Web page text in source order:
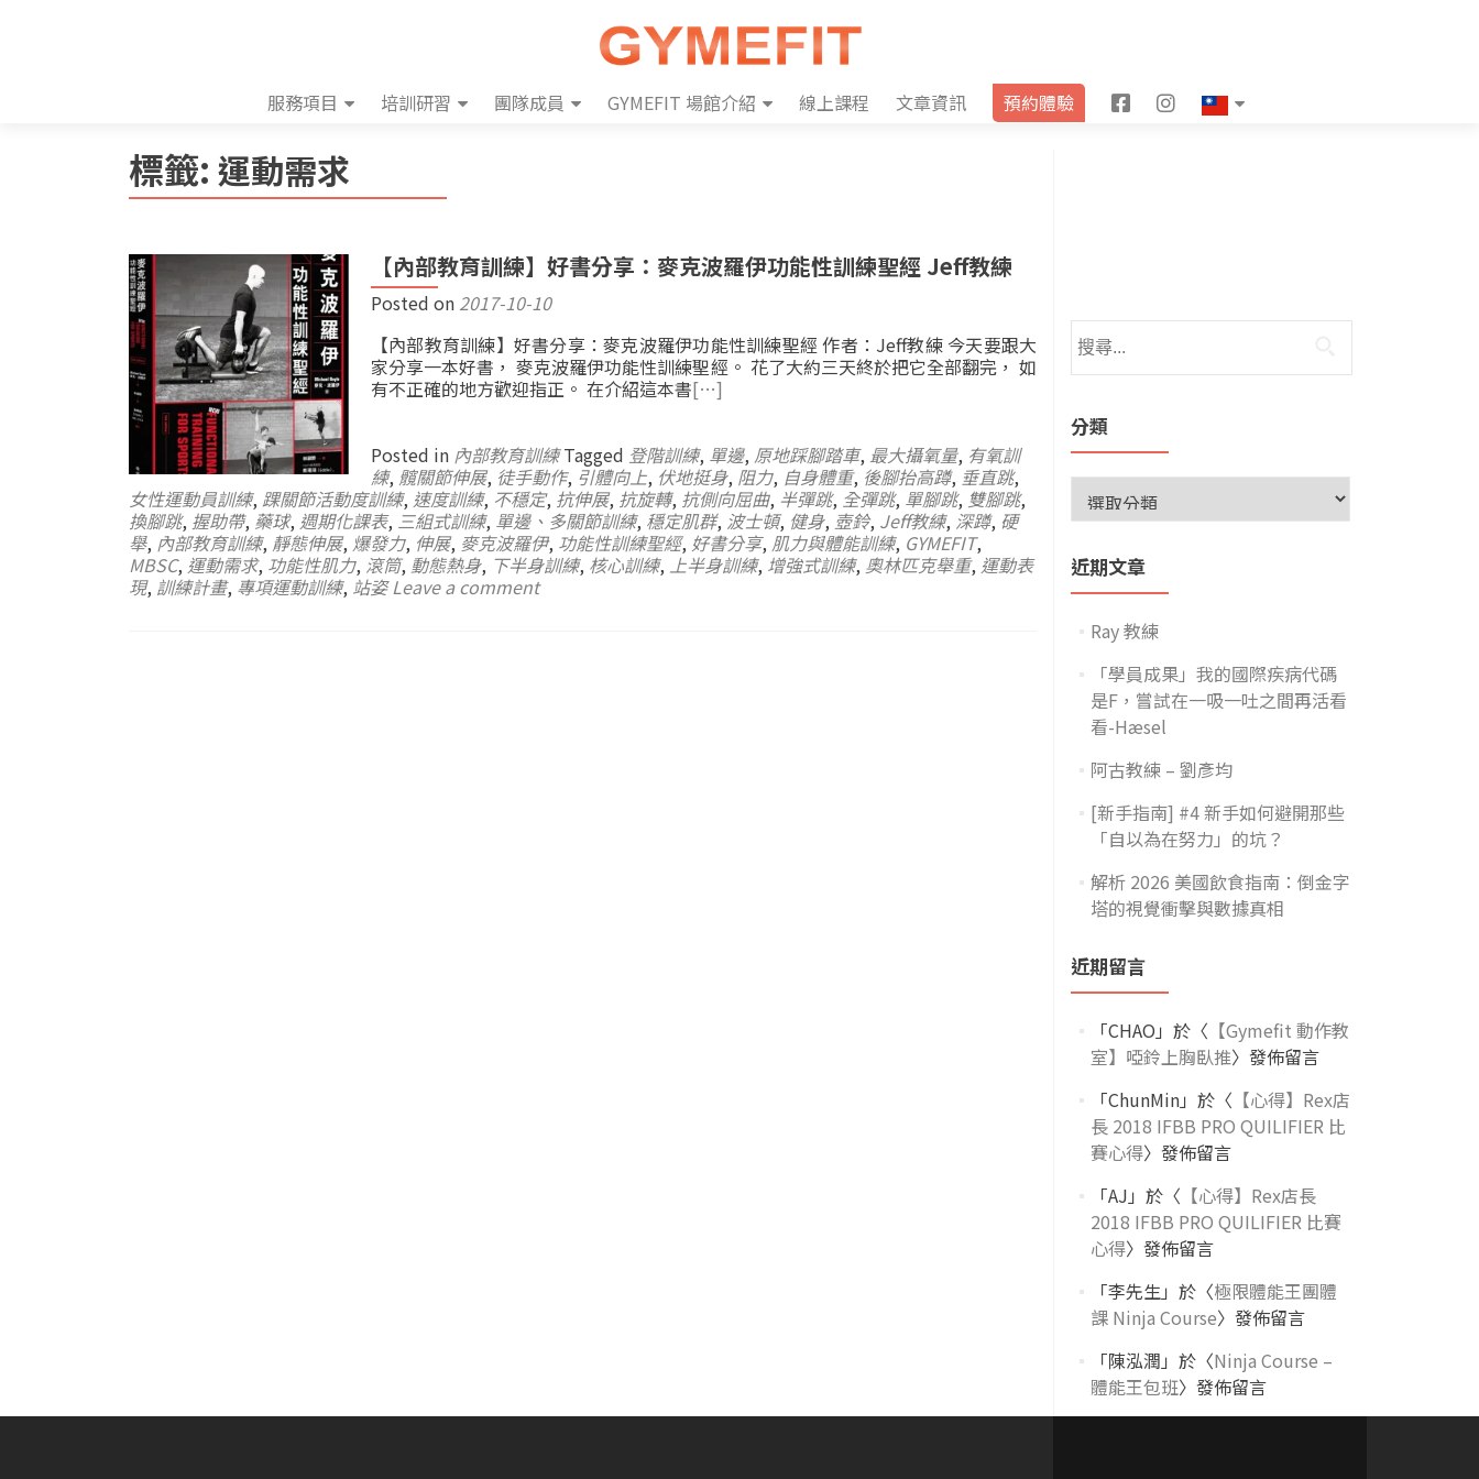
服務項目 培訓研習 團隊成員 GYMEFIT 場館介紹 線上課程 文章資訊 預約體驗
F
k
I
a
標籤: 運動需求
【內部教育訓練】好書分享：麥克波羅伊功能性訓練聖經 Jeff教練
Posted on 2017-10-10
【內部教育訓練】好書分享：麥克波羅伊功能性訓練聖經 作者：Jeff教練 今天要跟大
家分享一本好書， 麥克波羅伊功能性訓練聖經。 花了大約三天終於把它全部翻完， 如
有不正確的地方歡迎指正。 在介紹這本書[…]
Posted in 內部教育訓練 Tagged 登階訓練, 單邊, 原地踩腳踏車, 最大攝氧量, 有氧訓
練, 髖關節伸展, 徒手動作, 引體向上, 伏地挺身, 阻力, 自身體重, 後腳抬高蹲, 垂直跳,
女性運動員訓練, 踝關節活動度訓練, 速度訓練, 不穩定, 抗伸展, 抗旋轉, 抗側向屈曲, 半彈跳, 全彈跳, 單腳跳, 雙腳跳,
換腳跳, 握助帶, 藥球, 週期化課表, 三組式訓練, 單邊、多關節訓練, 穩定肌群, 波士頓, 健身, 壺鈴, Jeff教練, 深蹲, 硬
舉, 內部教育訓練, 靜態伸展, 爆發力, 伸展, 麥克波羅伊, 功能性訓練聖經, 好書分享, 肌力與體能訓練, GYMEFIT,
MBSC, 運動需求, 功能性肌力, 滾筒, 動態熱身, 下半身訓練, 核心訓練, 上半身訓練, 增強式訓練, 奧林匹克舉重, 運動表
現, 訓練計畫, 專項運動訓練, 站姿 Leave a comment
分類
近期文章
Ray 教練
「學員成果」我的國際疾病代碼
是F，嘗試在一吸一吐之間再活看
看-Hæsel
阿古教練 – 劉彥均
[新手指南] #4 新手如何避開那些
「自以為在努力」的坑？
解析 2026 美國飲食指南：倒金字
塔的視覺衝擊與數據真相
近期留言
「CHAO 」於〈 【Gymefit 動作教
室】啞鈴上胸臥推〉發佈留言
「ChunMin」於〈 【心得】Rex店
長 2018 IFBB PRO QUILIFIER 比
賽心得〉發佈留言
「AJ 」於〈 【心得】Rex店長
2018 IFBB PRO QUILIFIER 比賽
心得〉發佈留言
「李先生」於〈極限體能王團體
課 Ninja Course〉發佈留言
「陳泓潤 」於〈Ninja Course –
體能王包班〉發佈留言